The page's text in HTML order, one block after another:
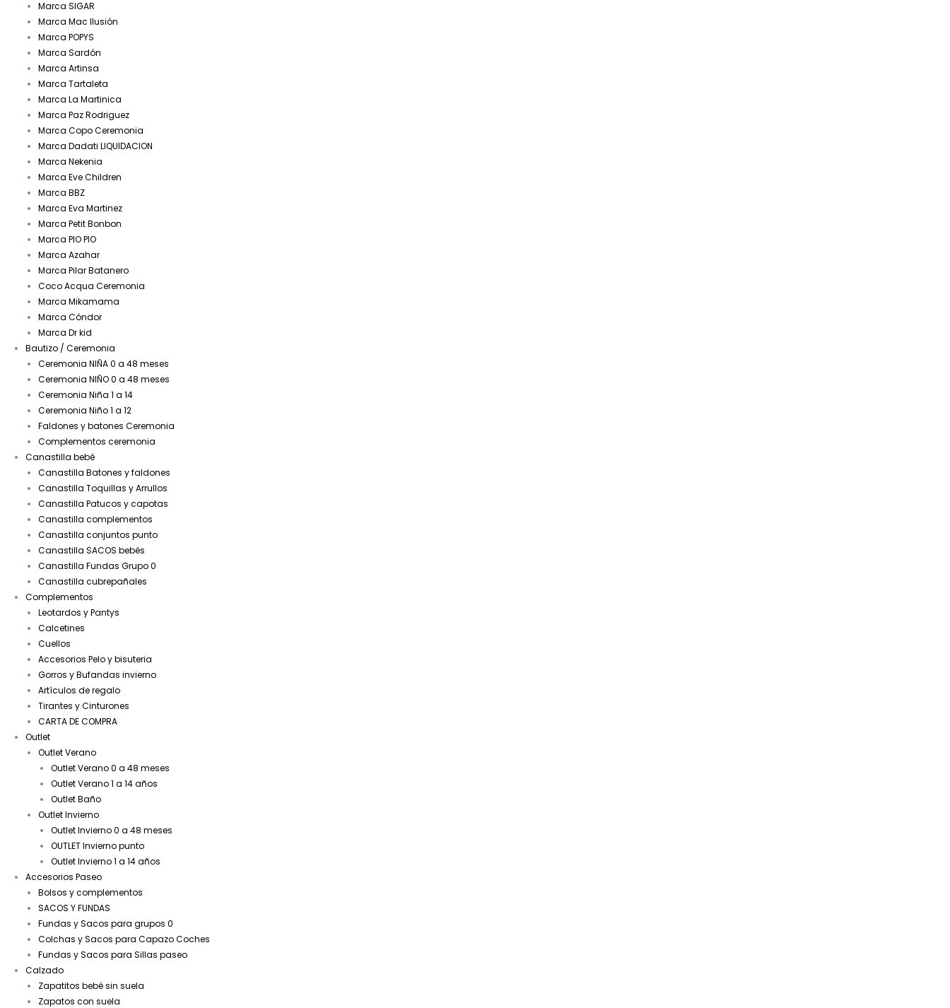
Marca SIGAR
Marca Mac Ilusión
Marca POPYS
Marca Sardón
Marca Artinsa
Marca Tartaleta
Marca La Martinica
Marca Paz Rodriguez
Marca Copo Ceremonia
Marca Dadati LIQUIDACION
Marca Nekenia
Marca Eve Children
Marca BBZ
Marca Eva Martinez
Marca Petit Bonbon
Marca PIO PIO
Marca Azahar
Marca Pilar Batanero
Coco Acqua Ceremonia
Marca Mikamama
Marca Cóndor
Marca Dr kid
Bautizo / Ceremonia
Ceremonia NIÑA 0 a 48 meses
Ceremonia NIÑO 0 a 48 meses
Ceremonia Niña 1 a 14
Ceremonia Niño 1 a 12
Faldones y batones Ceremonia
Complementos ceremonia
Canastilla bebé
Canastilla Batones y faldones
Canastilla Toquillas y Arrullos
Canastilla Patucos y capotas
Canastilla complementos
Canastilla conjuntos punto
Canastilla SACOS bebés
Canastilla Fundas Grupo 0
Canastilla cubrepañales
Complementos
Leotardos y Pantys
Calcetines
Cuellos
Accesorios Pelo y bisuteria
Gorros y Bufandas invierno
Artículos de regalo
Tirantes y Cinturones
CARTA DE COMPRA
Outlet
Outlet Verano
Outlet Verano 0 a 48 meses
Outlet Verano 1 a 14 años
Outlet Baño
Outlet Invierno
Outlet Invierno 0 a 48 meses
OUTLET Invierno punto
Outlet Invierno 1 a 14 años
Accesorios Paseo
Bolsos y complementos
SACOS Y FUNDAS
Fundas y Sacos para grupos 0
Colchas y Sacos para Capazo Coches
Fundas y Sacos para Sillas paseo
Calzado
Zapatitos bebé sin suela
Zapatos con suela